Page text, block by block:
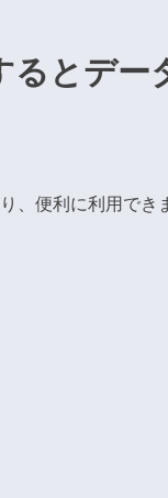
るとデー
、便利に利用でき